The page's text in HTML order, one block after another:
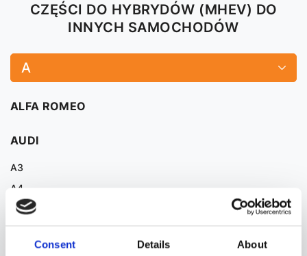
Consent Details About
CZĘŚCI DO HYBRYDÓW (MHEV) DO
INNYCH SAMOCHODÓW
A
ALFA ROMEO
AUDI
A3
A4
A5